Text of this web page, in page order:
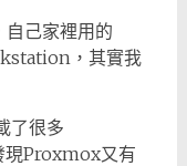
己家裡用的
，其實我
了很多
現Proxmox又有